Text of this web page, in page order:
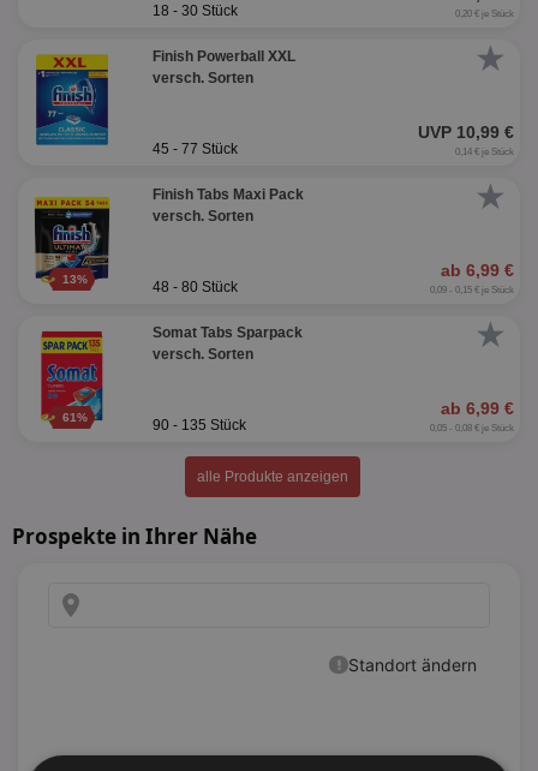
18 - 30 Stück 0,20 € je Stück
★
Finish Powerball XXL
versch. Sorten
UVP 10,99 €
45 - 77 Stück 0,14 € je Stück
★
13%
Finish Tabs Maxi Pack
versch. Sorten
ab 6,99 €
48 - 80 Stück 0,09 - 0,15 € je Stück
★
61%
Somat Tabs Sparpack
versch. Sorten
ab 6,99 €
90 - 135 Stück 0,05 - 0,08 € je Stück
alle Produkte anzeigen
Prospekte in Ihrer Nähe